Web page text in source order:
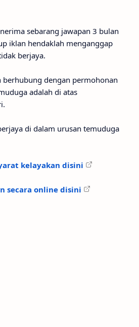
sebarang jawapan 3 bulan
iklan hendaklah menganggap
berjaya.
berhubung dengan permohonan
adalah di atas
di dalam urusan temuduga
kelayakan disini
secara online disini